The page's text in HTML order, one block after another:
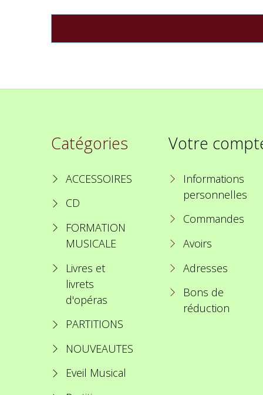
Catégories
ACCESSOIRES
CD
FORMATION
MUSICALE
Livres et
livrets
d'opéras
PARTITIONS
NOUVEAUTES
Eveil Musical
Votre
Informations
personnelles
Commandes
Avoirs
Adresses
Bons de
réduction